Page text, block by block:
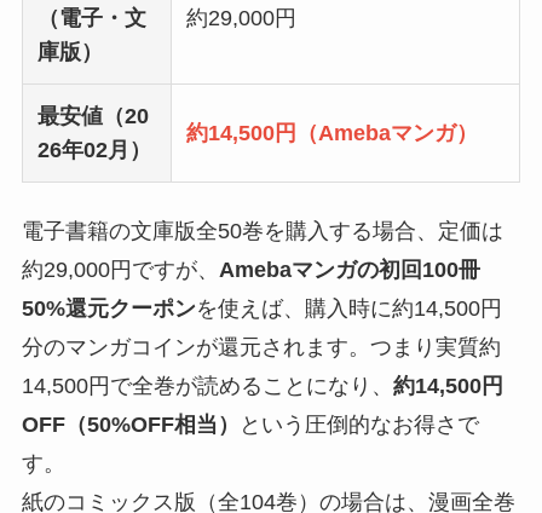
（電子・文
庫版）
約29,000円
最安値（20
26年02月）
約14,500円（Amebaマンガ）
電子書籍の文庫版全50巻を購入する場合、定価は
約29,000円ですが、 Amebaマンガの初回100冊
50%還元クーポンを使えば、購入時に約14,500円
分のマンガコインが還元されます。つまり実質約
14,500円で全巻が読めることになり、 約14,500円
OFF（50%OFF相当）
という圧倒的なお得さで
す。
紙のコミックス版（全104巻）の場合は、漫画全巻